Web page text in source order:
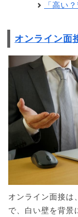
「高い
オンライン面
オンライン面接は
で、白い壁を背景